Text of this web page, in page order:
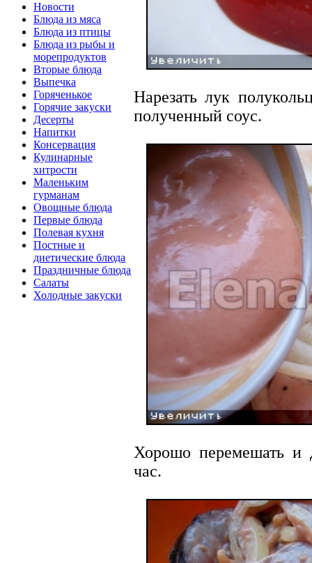
Новости
Блюда из мяса
Блюда из птицы
Блюда из рыбы и
морепродуктов
Вторые блюда
Выпечка
Горяченькое
Горячие закуски
Десерты
Напитки
Консервация
Кулинарные
хитрости
Маленьким
гурманам
Овощные блюда
Первые блюда
Полевая кухня
Постные и
диетические блюда
Праздничные блюда
Салаты
Холодные закуски
Нарезать лук
полученный соус.
Хорошо перемешать и
час.